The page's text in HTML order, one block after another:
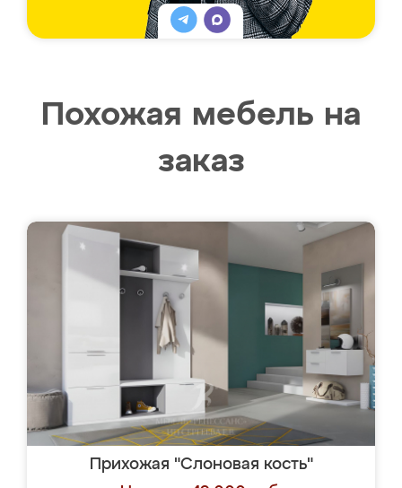
Похожая мебель на
заказ
Прихожая "Слоновая кость"